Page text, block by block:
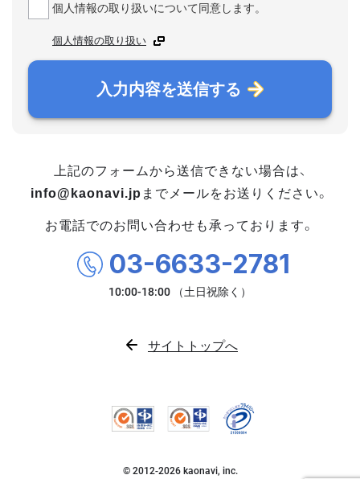
個人情報の取り扱いについて同意します。
個人情報の取り扱い
入力内容を送信する
上記のフォームから送信できない場合は、
info@kaonavi.jp までメールをお送りください。
お電話でのお問い合わせも承っております。
03-6633-2781
サイトトップへ
© 2012-2026kaonavi, inc.